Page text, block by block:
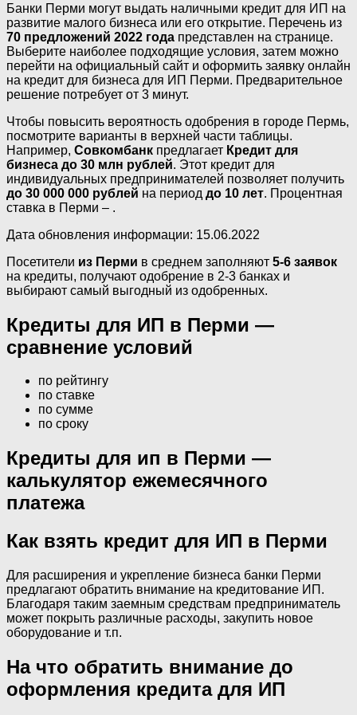
Банки Перми могут выдать наличными кредит для ИП на
развитие малого бизнеса или его открытие. Перечень из
70 предложений 2022 года представлен на странице.
Выберите наиболее подходящие условия, затем можно
перейти на официальный сайт и оформить заявку онлайн
на кредит для бизнеса для ИП Перми. Предварительное
решение потребует от 3 минут.
Чтобы повысить вероятность одобрения в городе Пермь,
посмотрите варианты в верхней части таблицы.
Например, Совкомбанк предлагает Кредит для
бизнеса до 30 млн рублей. Этот кредит для
индивидуальных предпринимателей позволяет получить
до 30 000 000 рублей на период до 10 лет. Процентная
ставка в Перми – .
Дата обновления информации: 15.06.2022
Посетители из Перми в среднем заполняют 5-6 заявок
на кредиты, получают одобрение в 2-3 банках и
выбирают самый выгодный из одобренных.
Кредиты для ИП в Перми —
сравнение условий
по рейтингу
по ставке
по сумме
по сроку
Кредиты для ип в Перми —
калькулятор ежемесячного
платежа
Как взять кредит для ИП в Перми
Для расширения и укрепление бизнеса банки Перми
предлагают обратить внимание на кредитование ИП.
Благодаря таким заемным средствам предприниматель
может покрыть различные расходы, закупить новое
оборудование и т.п.
На что обратить внимание до
оформления кредита для ИП